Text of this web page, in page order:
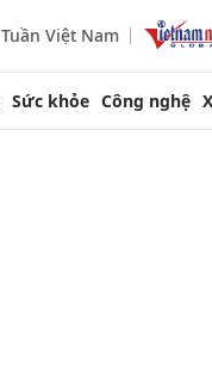
Tuần Việt Nam
Sức khỏe Công nghệ